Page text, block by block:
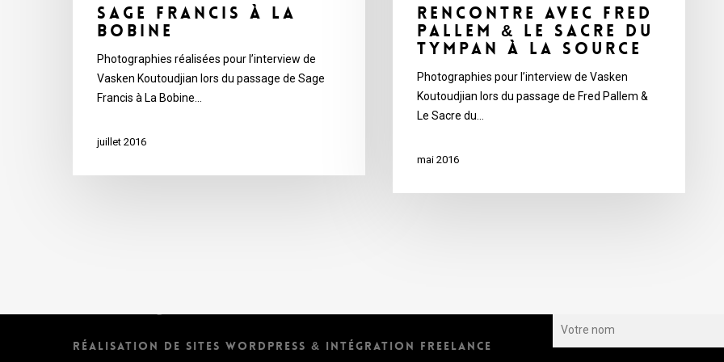
Sage Francis à La
Bobine
Photographies réalisées pour l’interview de
Vasken Koutoudjian lors du passage de Sage
Francis à La Bobine…
juillet 2016
Rencontre avec Fred
Pallem & Le Sacre du
Tympan à La Source
Photographies pour l’interview de Vasken
Koutoudjian lors du passage de Fred Pallem &
Le Sacre du…
mai 2016
RÉALISATION DE SITES WORDPRESS & INTÉGRATION FREELANCE